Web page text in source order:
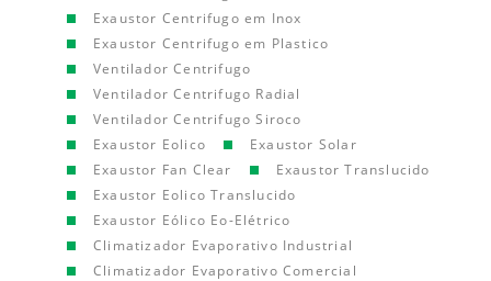
Exaustor Centrifugo em Inox
Exaustor Centrifugo em Plastico
Ventilador Centrifugo
Ventilador Centrifugo Radial
Ventilador Centrifugo Siroco
Exaustor Eolico
Exaustor Solar
Exaustor Fan Clear
Exaustor Translucido
Exaustor Eolico Translucido
Exaustor Eólico Eo-Elétrico
Climatizador Evaporativo Industrial
Climatizador Evaporativo Comercial